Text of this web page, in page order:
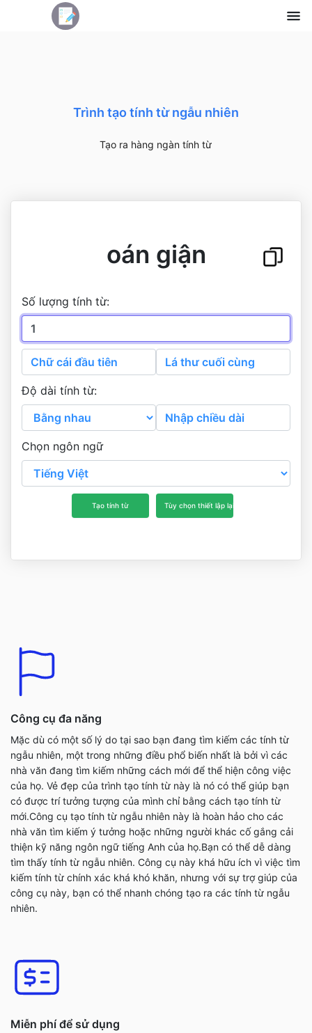
Trình tạo tính từ ngẫu nhiên
Tạo ra hàng ngàn tính từ
oán giận
Số lượng tính từ:
Độ dài tính từ:
Chọn ngôn ngữ
Tạo tính từ Tùy chọn thiết lập lại
Công cụ đa năng
Mặc dù có một số lý do tại sao bạn đang tìm kiếm các tính từ
ngẫu nhiên, một trong những điều phổ biến nhất là bởi vì các
nhà văn đang tìm kiếm những cách mới để thể hiện công việc
của họ. Vẻ đẹp của trình tạo tính từ này là nó có thể giúp bạn
có được trí tưởng tượng của mình chỉ bằng cách tạo tính từ
mới.Công cụ tạo tính từ ngẫu nhiên này là hoàn hảo cho các
nhà văn tìm kiếm ý tưởng hoặc những người khác cố gắng cải
thiện kỹ năng ngôn ngữ tiếng Anh của họ.Bạn có thể dễ dàng
tìm thấy tính từ ngẫu nhiên. Công cụ này khá hữu ích vì việc tìm
kiếm tính từ chính xác khá khó khăn, nhưng với sự trợ giúp của
công cụ này, bạn có thể nhanh chóng tạo ra các tính từ ngẫu
nhiên.
Miễn phí để sử dụng